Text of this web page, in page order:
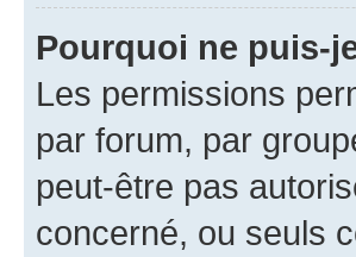
Pourquoi ne puis-
Les permissions
par forum, par
peut-être pas
concerné, ou seuls